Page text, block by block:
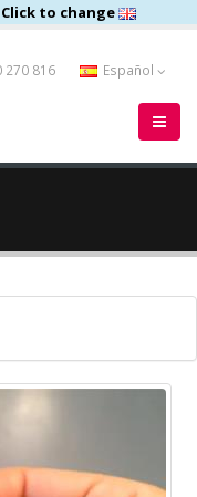
to change
270 816 Español